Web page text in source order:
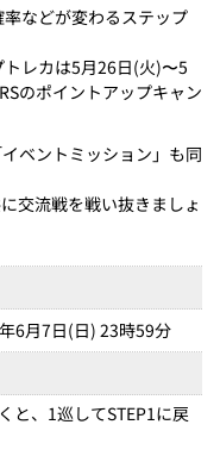
などが変わるステップ
レカは5月26日(火)〜5
のポイントアップキャン
ベントミッション」も同
交流戦を戦い抜きましょ
6月7日(日) 23時59分
と、1巡してSTEP1に戻